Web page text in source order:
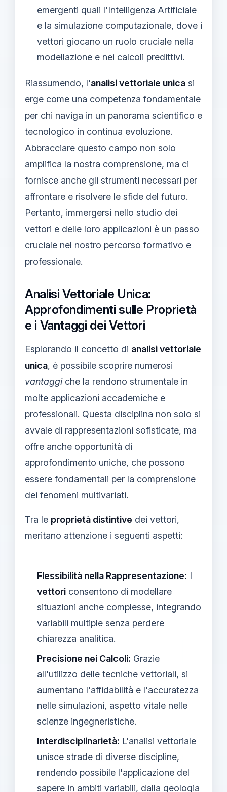
emergenti quali l'Intelligenza Artificiale
e la simulazione computazionale, dove i
vettori giocano un ruolo cruciale nella
modellazione e nei calcoli predittivi.
Riassumendo, l'analisi vettoriale unica si
erge come una competenza fondamentale
per chi naviga in un panorama scientifico e
tecnologico in continua evoluzione.
Abbracciare questo campo non solo
amplifica la nostra comprensione, ma ci
fornisce anche gli strumenti necessari per
affrontare e risolvere le sfide del futuro.
Pertanto, immergersi nello studio dei
vettori e delle loro applicazioni è un passo
cruciale nel nostro percorso formativo e
professionale.
Analisi Vettoriale Unica:
Approfondimenti sulle Proprietà
e i Vantaggi dei Vettori
Esplorando il concetto di analisi vettoriale
unica, è possibile scoprire numerosi
vantaggiche la rendono strumentale in
molte applicazioni accademiche e
professionali. Questa disciplina non solo si
avvale di rappresentazioni sofisticate, ma
offre anche opportunità di
approfondimento uniche, che possono
essere fondamentali per la comprensione
dei fenomeni multivariati.
Tra le proprietà distintive dei vettori,
meritano attenzione i seguenti aspetti:
Flessibilità nella Rappresentazione: I
vettori consentono di modellare
situazioni anche complesse, integrando
variabili multiple senza perdere
chiarezza analitica.
Precisione nei Calcoli: Grazie
all'utilizzo delle tecniche vettoriali, si
aumentano l'affidabilità e l'accuratezza
nelle simulazioni, aspetto vitale nelle
scienze ingegneristiche.
Interdisciplinarietà: L'analisi vettoriale
unisce strade di diverse discipline,
rendendo possibile l'applicazione del
sapere in ambiti variabili, dalla geologia